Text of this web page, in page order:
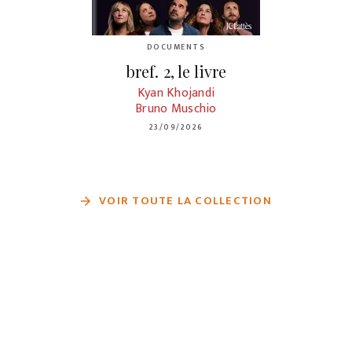
DOCUMENTS
bref. 2, le livre
Kyan Khojandi
Bruno Muschio
23/09/2026
arrow_forward VOIR TOUTE LA COLLECTION